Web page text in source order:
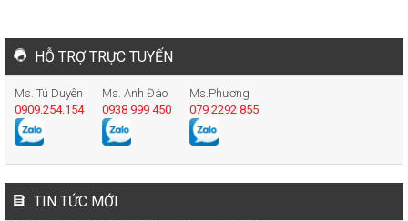
HỖ TRỢ TRỰC TUYẾN
Ms. Tú Duyên
0909.254.154
Ms. Anh Đào
0938 999 450
Ms.Phương
079 2292 855
TIN TỨC MỚI